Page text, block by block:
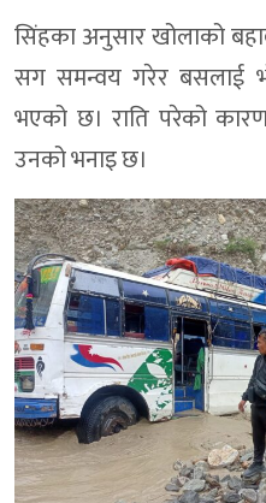
सिंहका अनुसार खोलाको
सग समन्वय गरेर बसलाई
भएको छ। राति परेको
उनको भनाइ छ।